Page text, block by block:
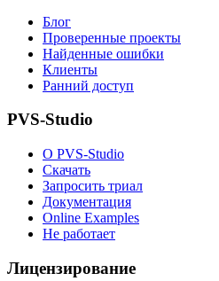
Блог
Проверенные проекты
Найденные ошибки
Клиенты
Ранний доступ
PVS-Studio
О PVS-Studio
Скачать
Запросить триал
Документация
Online Examples
Не работает
Лицензирование